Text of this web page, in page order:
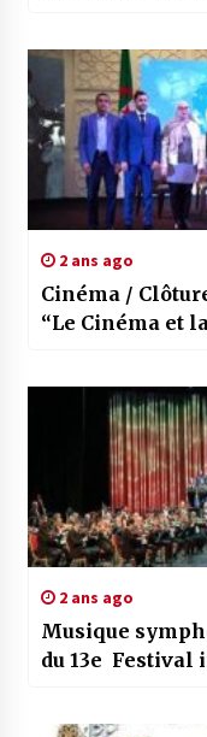
2 ans ago
Cinéma /
“Le Cinéma et
2 ans ago
Musique
du 13e